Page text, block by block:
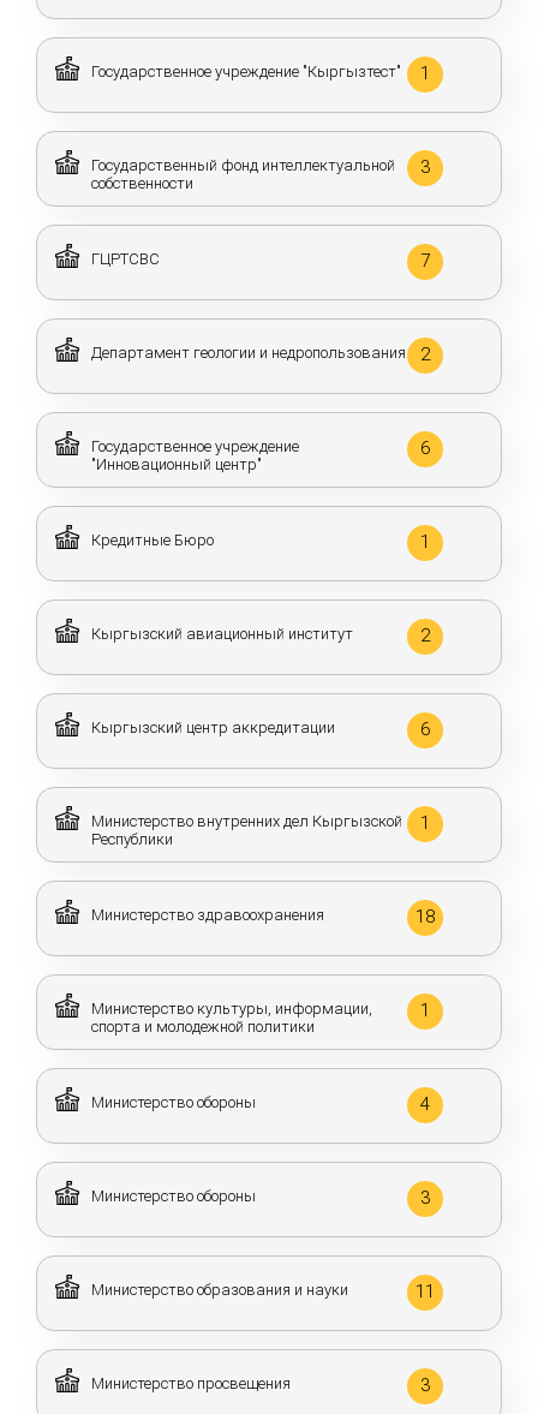
Государственное учреждение "Кыргызтест" 1
Государственный фонд интеллектуальной
собственности
3
ГЦРТСВС 7
Департамент геологии и недропользования 2
Государственное учреждение
"Инновационный центр"
6
Кредитные Бюро 1
Кыргызский авиационный институт 2
Кыргызский центр аккредитации 6
Министерство внутренних дел Кыргызской
Республики
1
Министерство здравоохранения 18
Министерство культуры, информации,
спорта и молодежной политики
1
Министерство обороны 4
Министерство обороны 3
Министерство образования и науки 11
Министерство просвещения 3